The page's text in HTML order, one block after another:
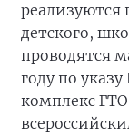
детского,
проводятся
году по
комплекс